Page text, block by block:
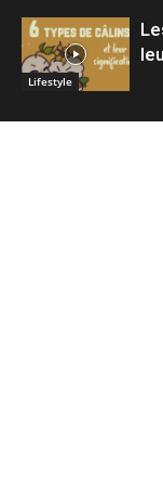
Lifestyle